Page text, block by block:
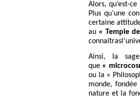
Alors, qu’est-
Plus qu’une
certaine
au « Temple
Ainsi, la
que «
ou la «
monde,
nature et la